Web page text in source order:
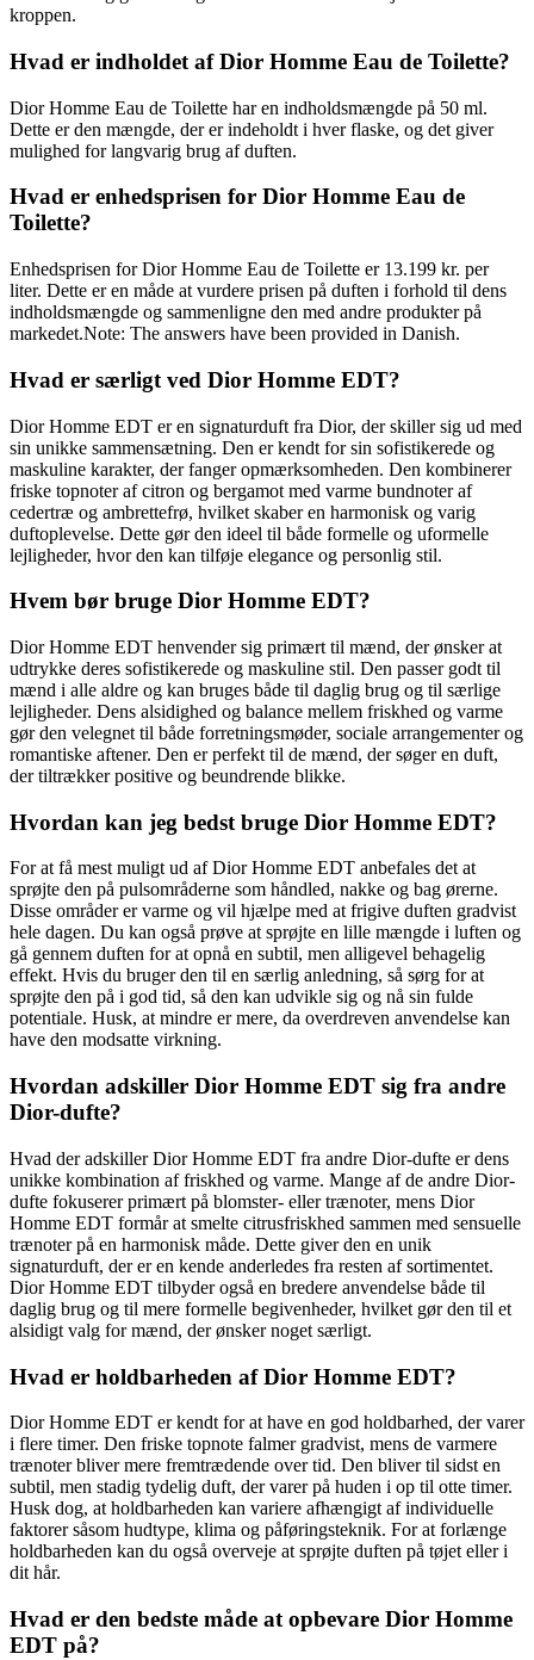
kroppen.
Hvad er indholdet af Dior Homme Eau de Toilette?
Dior Homme Eau de Toilette har en indholdsmængde på 50 ml.
Dette er den mængde, der er indeholdt i hver flaske, og det giver
mulighed for langvarig brug af duften.
Hvad er enhedsprisen for Dior Homme Eau de
Toilette?
Enhedsprisen for Dior Homme Eau de Toilette er 13.199 kr. per
liter. Dette er en måde at vurdere prisen på duften i forhold til dens
indholdsmængde og sammenligne den med andre produkter på
markedet.Note: The answers have been provided in Danish.
Hvad er særligt ved Dior Homme EDT?
Dior Homme EDT er en signaturduft fra Dior, der skiller sig ud med
sin unikke sammensætning. Den er kendt for sin sofistikerede og
maskuline karakter, der fanger opmærksomheden. Den kombinerer
friske topnoter af citron og bergamot med varme bundnoter af
cedertræ og ambrettefrø, hvilket skaber en harmonisk og varig
duftoplevelse. Dette gør den ideel til både formelle og uformelle
lejligheder, hvor den kan tilføje elegance og personlig stil.
Hvem bør bruge Dior Homme EDT?
Dior Homme EDT henvender sig primært til mænd, der ønsker at
udtrykke deres sofistikerede og maskuline stil. Den passer godt til
mænd i alle aldre og kan bruges både til daglig brug og til særlige
lejligheder. Dens alsidighed og balance mellem friskhed og varme
gør den velegnet til både forretningsmøder, sociale arrangementer og
romantiske aftener. Den er perfekt til de mænd, der søger en duft,
der tiltrækker positive og beundrende blikke.
Hvordan kan jeg bedst bruge Dior Homme EDT?
For at få mest muligt ud af Dior Homme EDT anbefales det at
sprøjte den på pulsområderne som håndled, nakke og bag ørerne.
Disse områder er varme og vil hjælpe med at frigive duften gradvist
hele dagen. Du kan også prøve at sprøjte en lille mængde i luften og
gå gennem duften for at opnå en subtil, men alligevel behagelig
effekt. Hvis du bruger den til en særlig anledning, så sørg for at
sprøjte den på i god tid, så den kan udvikle sig og nå sin fulde
potentiale. Husk, at mindre er mere, da overdreven anvendelse kan
have den modsatte virkning.
Hvordan adskiller Dior Homme EDT sig fra andre
Dior-dufte?
Hvad der adskiller Dior Homme EDT fra andre Dior-dufte er dens
unikke kombination af friskhed og varme. Mange af de andre Dior-
dufte fokuserer primært på blomster- eller trænoter, mens Dior
Homme EDT formår at smelte citrusfriskhed sammen med sensuelle
trænoter på en harmonisk måde. Dette giver den en unik
signaturduft, der er en kende anderledes fra resten af sortimentet.
Dior Homme EDT tilbyder også en bredere anvendelse både til
daglig brug og til mere formelle begivenheder, hvilket gør den til et
alsidigt valg for mænd, der ønsker noget særligt.
Hvad er holdbarheden af Dior Homme EDT?
Dior Homme EDT er kendt for at have en god holdbarhed, der varer
i flere timer. Den friske topnote falmer gradvist, mens de varmere
trænoter bliver mere fremtrædende over tid. Den bliver til sidst en
subtil, men stadig tydelig duft, der varer på huden i op til otte timer.
Husk dog, at holdbarheden kan variere afhængigt af individuelle
faktorer såsom hudtype, klima og påføringsteknik. For at forlænge
holdbarheden kan du også overveje at sprøjte duften på tøjet eller i
dit hår.
Hvad er den bedste måde at opbevare Dior Homme
EDT på?